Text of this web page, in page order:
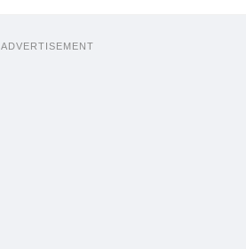
ADVERTISEMENT